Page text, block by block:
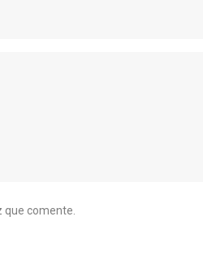
comente.